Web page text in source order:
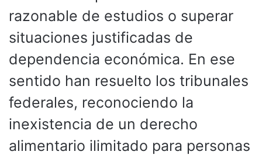
razonable de estudios o superar
situaciones justificadas de
dependencia económica. En ese
sentido han resuelto los tribunales
federales, reconociendo la
inexistencia de un derecho
alimentario ilimitado para personas